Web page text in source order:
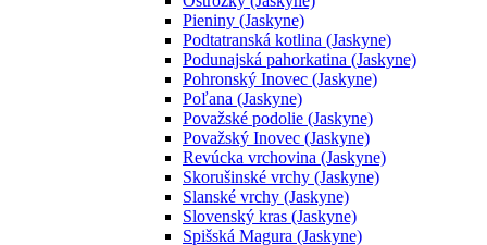
Pieniny (Jaskyne)
Podtatranská kotlina (Jaskyne)
Podunajská pahorkatina (Jaskyne)
Pohronský Inovec (Jaskyne)
Poľana (Jaskyne)
Považské podolie (Jaskyne)
Považský Inovec (Jaskyne)
Revúcka vrchovina (Jaskyne)
Skorušinské vrchy (Jaskyne)
Slanské vrchy (Jaskyne)
Slovenský kras (Jaskyne)
Spišská Magura (Jaskyne)